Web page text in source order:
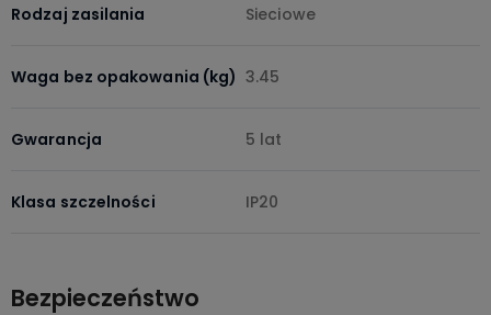
Rodzaj zasilania Sieciowe
Waga bez opakowania (kg) 3.45
Gwarancja 5 lat
Klasa szczelności IP20
Bezpieczeństwo